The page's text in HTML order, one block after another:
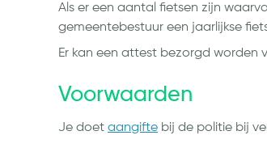
Als er een aantal fietsen zijn
gemeentebestuur een jaarlijkse
Er kan een attest bezorgd
Voorwaarden
Je doet aangifte bij de politie bij